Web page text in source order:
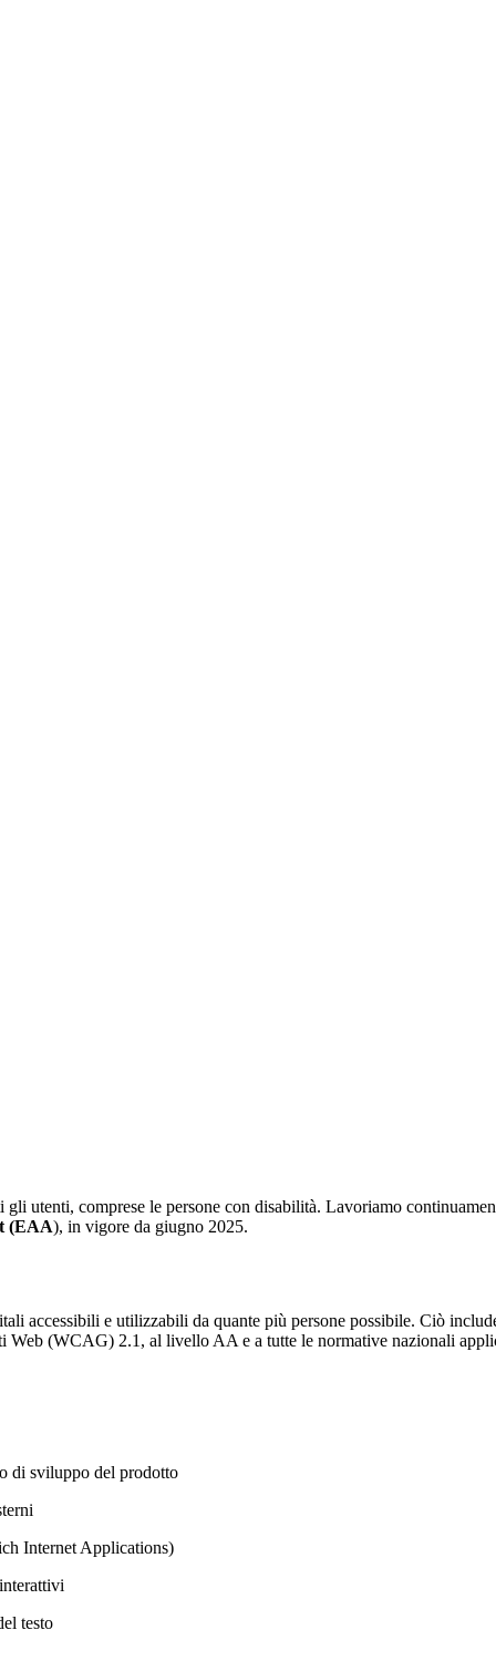
utenti, comprese le persone con disabilità. Lavoriamo
(EAA), in vigore da giugno 2025.
accessibili e utilizzabili da quante più persone possibile. Ciò
Web (WCAG) 2.1, al livello AA e a tutte le normative nazionali
di sviluppo del prodotto
Internet Applications)
testo